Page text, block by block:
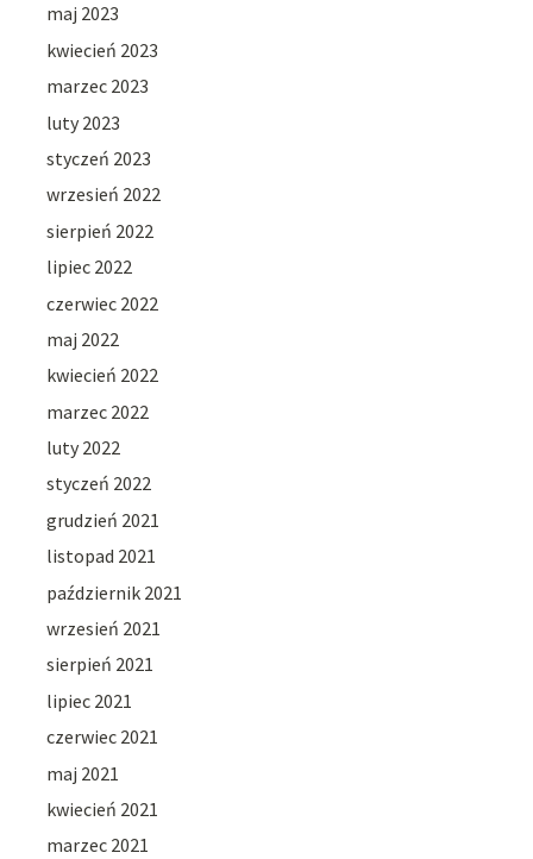
maj 2023
kwiecień 2023
marzec 2023
luty 2023
styczeń 2023
wrzesień 2022
sierpień 2022
lipiec 2022
czerwiec 2022
maj 2022
kwiecień 2022
marzec 2022
luty 2022
styczeń 2022
grudzień 2021
listopad 2021
październik 2021
wrzesień 2021
sierpień 2021
lipiec 2021
czerwiec 2021
maj 2021
kwiecień 2021
marzec 2021